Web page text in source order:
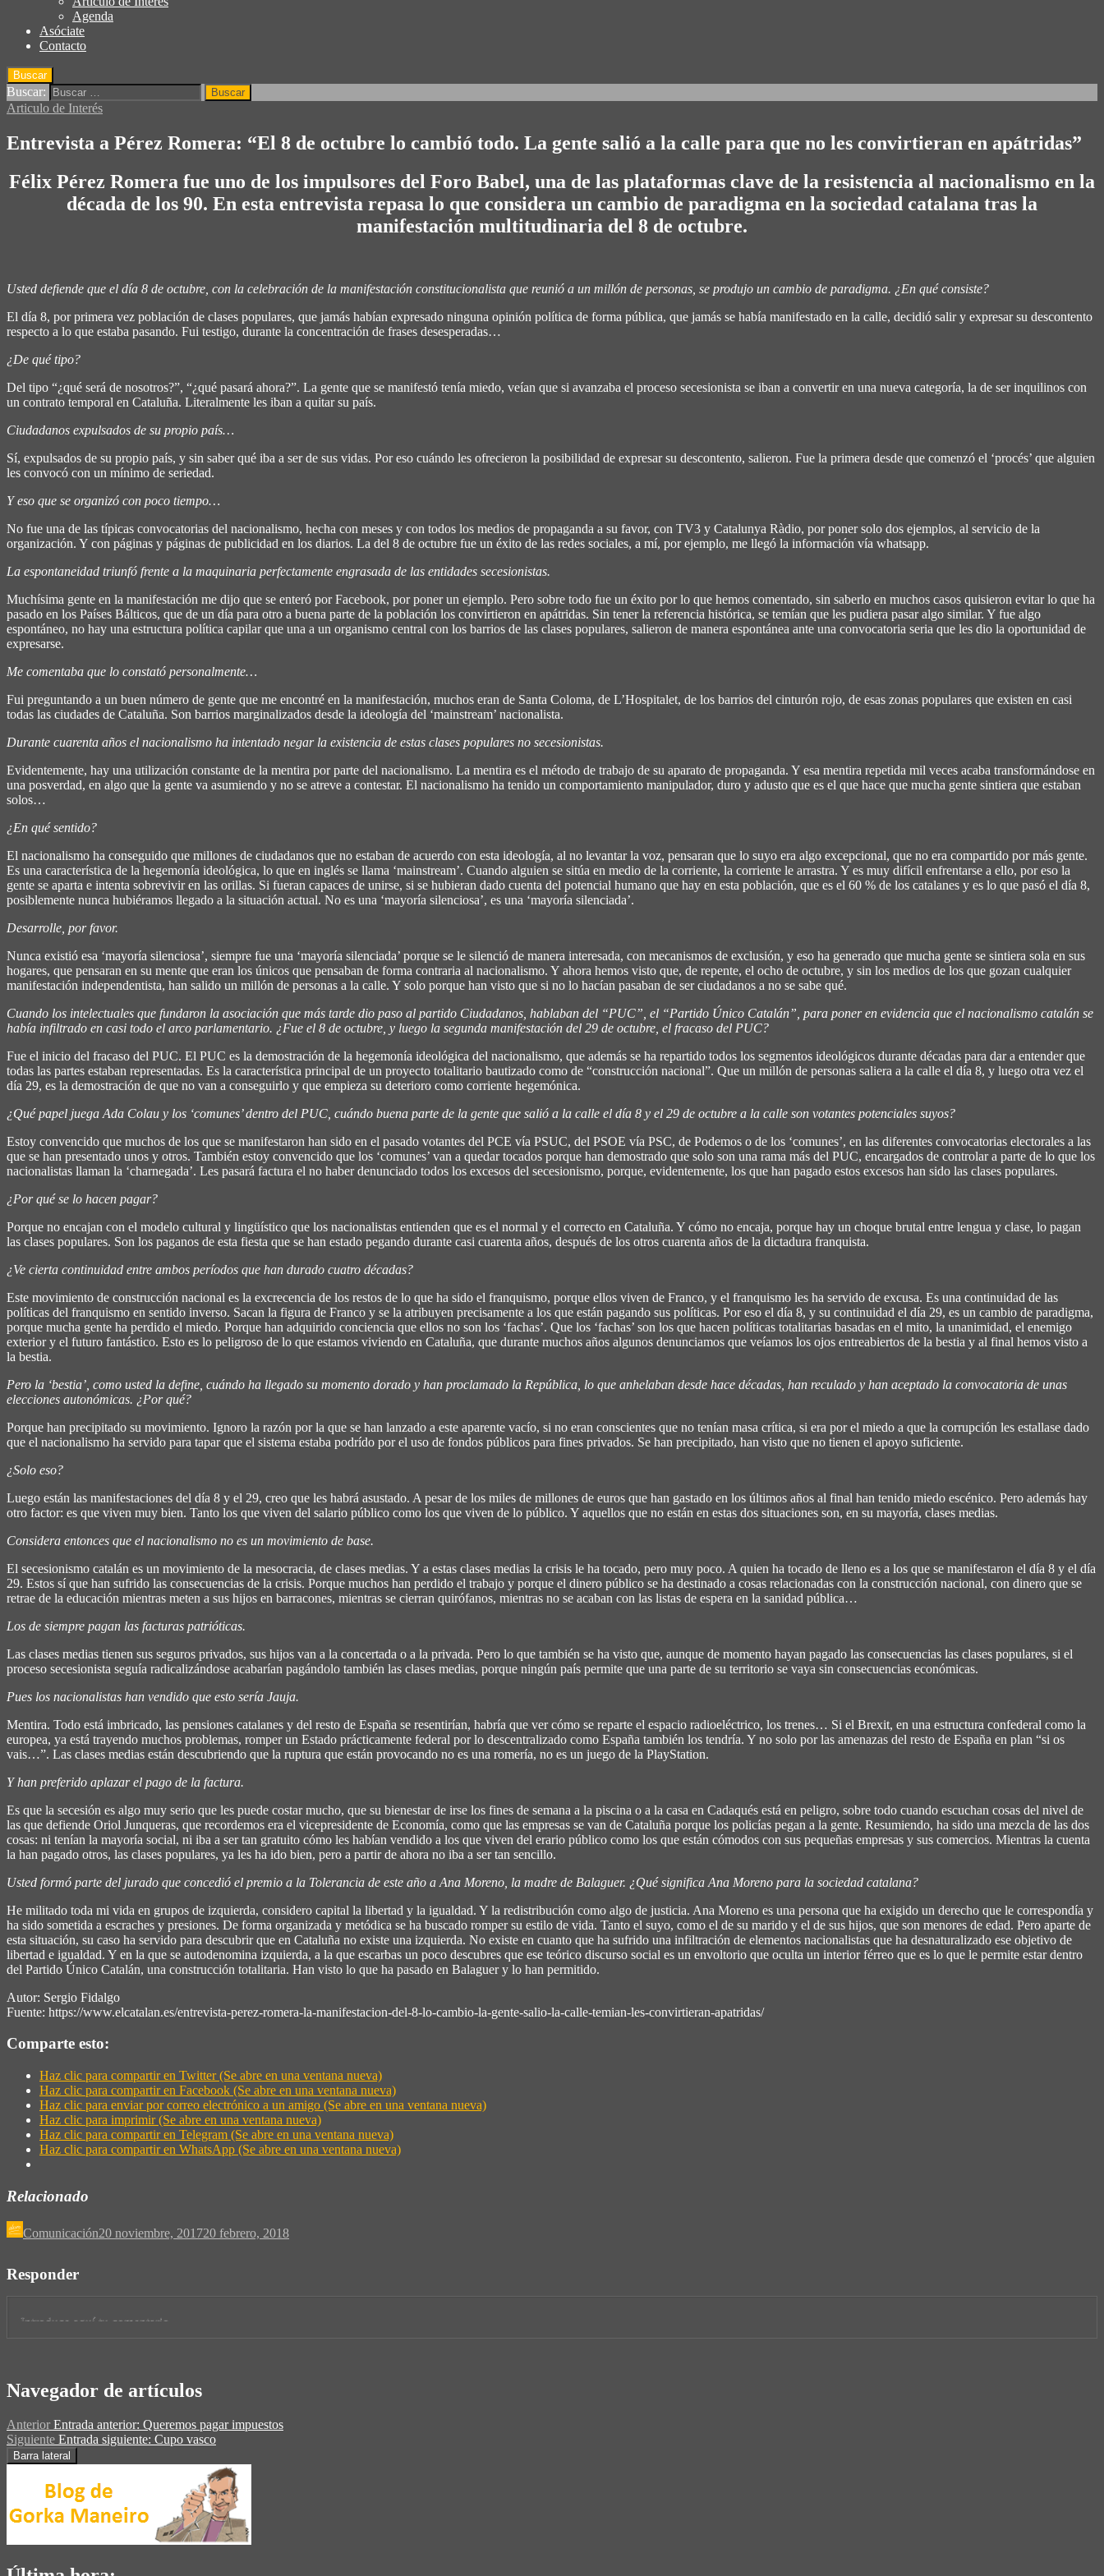
Agenda
Asóciate
Contacto
Buscar
Buscar:
Articulo de Interés
Entrevista a Pérez Romera: “El 8 de octubre lo cambió todo. La gente salió a la calle para que no les convirtieran en apátridas”
Félix Pérez Romera fue uno de los impulsores del Foro Babel, una de las plataformas clave de la resistencia al nacionalismo en la
década de los 90. En esta entrevista repasa lo que considera un cambio de paradigma en la sociedad catalana tras la
manifestación multitudinaria del 8 de octubre.
Usted defiende que el día 8 de octubre, con la celebración de la manifestación constitucionalista que reunió a un millón de personas, se produjo un cambio de paradigma. ¿En qué consiste?
El día 8, por primera vez población de clases populares, que jamás habían expresado ninguna opinión política de forma pública, que jamás se había manifestado en la calle, decidió salir y expresar su descontento
respecto a lo que estaba pasando. Fui testigo, durante la concentración de frases desesperadas…
¿De qué tipo?
Del tipo “¿qué será de nosotros?”, “¿qué pasará ahora?”. La gente que se manifestó tenía miedo, veían que si avanzaba el proceso secesionista se iban a convertir en una nueva categoría, la de ser inquilinos con
un contrato temporal en Cataluña. Literalmente les iban a quitar su país.
Ciudadanos expulsados de su propio país…
Sí, expulsados de su propio país, y sin saber qué iba a ser de sus vidas. Por eso cuándo les ofrecieron la posibilidad de expresar su descontento, salieron. Fue la primera desde que comenzó el ‘procés’ que alguien
les convocó con un mínimo de seriedad.
Y eso que se organizó con poco tiempo…
No fue una de las típicas convocatorias del nacionalismo, hecha con meses y con todos los medios de propaganda a su favor, con TV3 y Catalunya Ràdio, por poner solo dos ejemplos, al servicio de la
organización. Y con páginas y páginas de publicidad en los diarios. La del 8 de octubre fue un éxito de las redes sociales, a mí, por ejemplo, me llegó la información vía whatsapp.
La espontaneidad triunfó frente a la maquinaria perfectamente engrasada de las entidades secesionistas.
Muchísima gente en la manifestación me dijo que se enteró por Facebook, por poner un ejemplo. Pero sobre todo fue un éxito por lo que hemos comentado, sin saberlo en muchos casos quisieron evitar lo que ha
pasado en los Países Bálticos, que de un día para otro a buena parte de la población los convirtieron en apátridas. Sin tener la referencia histórica, se temían que les pudiera pasar algo similar. Y fue algo
espontáneo, no hay una estructura política capilar que una a un organismo central con los barrios de las clases populares, salieron de manera espontánea ante una convocatoria seria que les dio la oportunidad de
expresarse.
Me comentaba que lo constató personalmente…
Fui preguntando a un buen número de gente que me encontré en la manifestación, muchos eran de Santa Coloma, de L’Hospitalet, de los barrios del cinturón rojo, de esas zonas populares que existen en casi
todas las ciudades de Cataluña. Son barrios marginalizados desde la ideología del ‘mainstream’ nacionalista.
Durante cuarenta años el nacionalismo ha intentado negar la existencia de estas clases populares no secesionistas.
Evidentemente, hay una utilización constante de la mentira por parte del nacionalismo. La mentira es el método de trabajo de su aparato de propaganda. Y esa mentira repetida mil veces acaba transformándose en
una posverdad, en algo que la gente va asumiendo y no se atreve a contestar. El nacionalismo ha tenido un comportamiento manipulador, duro y adusto que es el que hace que mucha gente sintiera que estaban
solos…
¿En qué sentido?
El nacionalismo ha conseguido que millones de ciudadanos que no estaban de acuerdo con esta ideología, al no levantar la voz, pensaran que lo suyo era algo excepcional, que no era compartido por más gente.
Es una característica de la hegemonía ideológica, lo que en inglés se llama ‘mainstream’. Cuando alguien se sitúa en medio de la corriente, la corriente le arrastra. Y es muy difícil enfrentarse a ello, por eso la
gente se aparta e intenta sobrevivir en las orillas. Si fueran capaces de unirse, si se hubieran dado cuenta del potencial humano que hay en esta población, que es el 60 % de los catalanes y es lo que pasó el día 8,
posiblemente nunca hubiéramos llegado a la situación actual. No es una ‘mayoría silenciosa’, es una ‘mayoría silenciada’.
Desarrolle, por favor.
Nunca existió esa ‘mayoría silenciosa’, siempre fue una ‘mayoría silenciada’ porque se le silenció de manera interesada, con mecanismos de exclusión, y eso ha generado que mucha gente se sintiera sola en sus
hogares, que pensaran en su mente que eran los únicos que pensaban de forma contraria al nacionalismo. Y ahora hemos visto que, de repente, el ocho de octubre, y sin los medios de los que gozan cualquier
manifestación independentista, han salido un millón de personas a la calle. Y solo porque han visto que si no lo hacían pasaban de ser ciudadanos a no se sabe qué.
Cuando los intelectuales que fundaron la asociación que más tarde dio paso al partido Ciudadanos, hablaban del “PUC”, el “Partido Único Catalán”, para poner en evidencia que el nacionalismo catalán se
había infiltrado en casi todo el arco parlamentario. ¿Fue el 8 de octubre, y luego la segunda manifestación del 29 de octubre, el fracaso del PUC?
Fue el inicio del fracaso del PUC. El PUC es la demostración de la hegemonía ideológica del nacionalismo, que además se ha repartido todos los segmentos ideológicos durante décadas para dar a entender que
todas las partes estaban representadas. Es la característica principal de un proyecto totalitario bautizado como de “construcción nacional”. Que un millón de personas saliera a la calle el día 8, y luego otra vez el
día 29, es la demostración de que no van a conseguirlo y que empieza su deterioro como corriente hegemónica.
¿Qué papel juega Ada Colau y los ‘comunes’ dentro del PUC, cuándo buena parte de la gente que salió a la calle el día 8 y el 29 de octubre a la calle son votantes potenciales suyos?
Estoy convencido que muchos de los que se manifestaron han sido en el pasado votantes del PCE vía PSUC, del PSOE vía PSC, de Podemos o de los ‘comunes’, en las diferentes convocatorias electorales a las
que se han presentado unos y otros. También estoy convencido que los ‘comunes’ van a quedar tocados porque han demostrado que solo son una rama más del PUC, encargados de controlar a parte de lo que los
nacionalistas llaman la ‘charnegada’. Les pasará factura el no haber denunciado todos los excesos del secesionismo, porque, evidentemente, los que han pagado estos excesos han sido las clases populares.
¿Por qué se lo hacen pagar?
Porque no encajan con el modelo cultural y lingüístico que los nacionalistas entienden que es el normal y el correcto en Cataluña. Y cómo no encaja, porque hay un choque brutal entre lengua y clase, lo pagan
las clases populares. Son los paganos de esta fiesta que se han estado pegando durante casi cuarenta años, después de los otros cuarenta años de la dictadura franquista.
¿Ve cierta continuidad entre ambos períodos que han durado cuatro décadas?
Este movimiento de construcción nacional es la excrecencia de los restos de lo que ha sido el franquismo, porque ellos viven de Franco, y el franquismo les ha servido de excusa. Es una continuidad de las
políticas del franquismo en sentido inverso. Sacan la figura de Franco y se la atribuyen precisamente a los que están pagando sus políticas. Por eso el día 8, y su continuidad el día 29, es un cambio de paradigma,
porque mucha gente ha perdido el miedo. Porque han adquirido conciencia que ellos no son los ‘fachas’. Que los ‘fachas’ son los que hacen políticas totalitarias basadas en el mito, la unanimidad, el enemigo
exterior y el futuro fantástico. Esto es lo peligroso de lo que estamos viviendo en Cataluña, que durante muchos años algunos denunciamos que veíamos los ojos entreabiertos de la bestia y al final hemos visto a
la bestia.
Pero la ‘bestia’, como usted la define, cuándo ha llegado su momento dorado y han proclamado la República, lo que anhelaban desde hace décadas, han reculado y han aceptado la convocatoria de unas
elecciones autonómicas. ¿Por qué?
Porque han precipitado su movimiento. Ignoro la razón por la que se han lanzado a este aparente vacío, si no eran conscientes que no tenían masa crítica, si era por el miedo a que la corrupción les estallase dado
que el nacionalismo ha servido para tapar que el sistema estaba podrído por el uso de fondos públicos para fines privados. Se han precipitado, han visto que no tienen el apoyo suficiente.
¿Solo eso?
Luego están las manifestaciones del día 8 y el 29, creo que les habrá asustado. A pesar de los miles de millones de euros que han gastado en los últimos años al final han tenido miedo escénico. Pero además hay
otro factor: es que viven muy bien. Tanto los que viven del salario público como los que viven de lo público. Y aquellos que no están en estas dos situaciones son, en su mayoría, clases medias.
Considera entonces que el nacionalismo no es un movimiento de base.
El secesionismo catalán es un movimiento de la mesocracia, de clases medias. Y a estas clases medias la crisis le ha tocado, pero muy poco. A quien ha tocado de lleno es a los que se manifestaron el día 8 y el día
29. Estos sí que han sufrido las consecuencias de la crisis. Porque muchos han perdido el trabajo y porque el dinero público se ha destinado a cosas relacionadas con la construcción nacional, con dinero que se
retrae de la educación mientras meten a sus hijos en barracones, mientras se cierran quirófanos, mientras no se acaban con las listas de espera en la sanidad pública…
Los de siempre pagan las facturas patrióticas.
Las clases medias tienen sus seguros privados, sus hijos van a la concertada o a la privada. Pero lo que también se ha visto que, aunque de momento hayan pagado las consecuencias las clases populares, si el
proceso secesionista seguía radicalizándose acabarían pagándolo también las clases medias, porque ningún país permite que una parte de su territorio se vaya sin consecuencias económicas.
Pues los nacionalistas han vendido que esto sería Jauja.
Mentira. Todo está imbricado, las pensiones catalanes y del resto de España se resentirían, habría que ver cómo se reparte el espacio radioeléctrico, los trenes… Si el Brexit, en una estructura confederal como la
europea, ya está trayendo muchos problemas, romper un Estado prácticamente federal por lo descentralizado como España también los tendría. Y no solo por las amenazas del resto de España en plan “si os
vais…”. Las clases medias están descubriendo que la ruptura que están provocando no es una romería, no es un juego de la PlayStation.
Y han preferido aplazar el pago de la factura.
Es que la secesión es algo muy serio que les puede costar mucho, que su bienestar de irse los fines de semana a la piscina o a la casa en Cadaqués está en peligro, sobre todo cuando escuchan cosas del nivel de
las que defiende Oriol Junqueras, que recordemos era el vicepresidente de Economía, como que las empresas se van de Cataluña porque los policías pegan a la gente. Resumiendo, ha sido una mezcla de las dos
cosas: ni tenían la mayoría social, ni iba a ser tan gratuito cómo les habían vendido a los que viven del erario público como los que están cómodos con sus pequeñas empresas y sus comercios. Mientras la cuenta
la han pagado otros, las clases populares, ya les ha ido bien, pero a partir de ahora no iba a ser tan sencillo.
Usted formó parte del jurado que concedió el premio a la Tolerancia de este año a Ana Moreno, la madre de Balaguer. ¿Qué significa Ana Moreno para la sociedad catalana?
He militado toda mi vida en grupos de izquierda, considero capital la libertad y la igualdad. Y la redistribución como algo de justicia. Ana Moreno es una persona que ha exigido un derecho que le correspondía y
ha sido sometida a escraches y presiones. De forma organizada y metódica se ha buscado romper su estilo de vida. Tanto el suyo, como el de su marido y el de sus hijos, que son menores de edad. Pero aparte de
esta situación, su caso ha servido para descubrir que en Cataluña no existe una izquierda. No existe en cuanto que ha sufrido una infiltración de elementos nacionalistas que ha desnaturalizado ese objetivo de
libertad e igualdad. Y en la que se autodenomina izquierda, a la que escarbas un poco descubres que ese teórico discurso social es un envoltorio que oculta un interior férreo que es lo que le permite estar dentro
del Partido Único Catalán, una construcción totalitaria. Han visto lo que ha pasado en Balaguer y lo han permitido.
Autor: Sergio Fidalgo
Fuente: https://www.elcatalan.es/entrevista-perez-romera-la-manifestacion-del-8-lo-cambio-la-gente-salio-la-calle-temian-les-convirtieran-apatridas/
Comparte esto:
Haz clic para compartir en Twitter (Se abre en una ventana nueva)
Haz clic para compartir en Facebook (Se abre en una ventana nueva)
Haz clic para enviar por correo electrónico a un amigo (Se abre en una ventana nueva)
Haz clic para imprimir (Se abre en una ventana nueva)
Haz clic para compartir en Telegram (Se abre en una ventana nueva)
Haz clic para compartir en WhatsApp (Se abre en una ventana nueva)
Relacionado
Comunicación20 noviembre, 201720 febrero, 2018
Responder
Navegador de artículos
Anterior Entrada anterior: Queremos pagar impuestos
Siguiente Entrada siguiente: Cupo vasco
Barra lateral